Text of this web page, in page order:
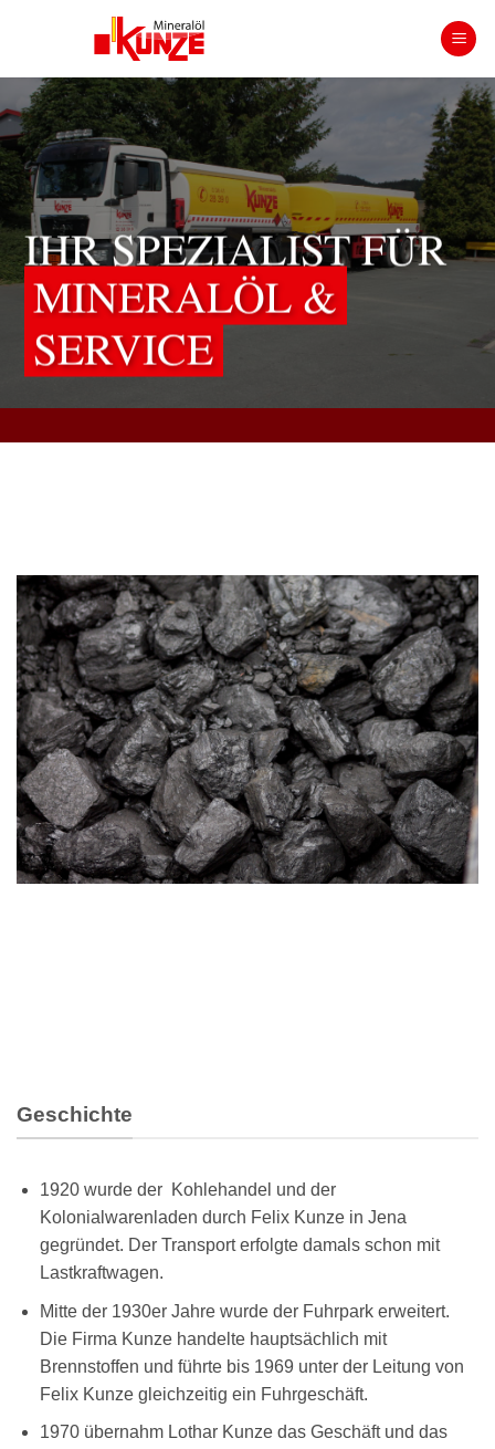
IHR SPEZIALIST FÜR
MINERALÖL &
SERVICE
Geschichte
1920 wurde der Kohlehandel und der
Kolonialwarenladen durch Felix Kunze in Jena
gegründet. Der Transport erfolgte damals schon mit
Lastkraftwagen.
Mitte der 1930er Jahre wurde der Fuhrpark erweitert.
Die Firma Kunze handelte hauptsächlich mit
Brennstoffen und führte bis 1969 unter der Leitung von
Felix Kunze gleichzeitig ein Fuhrgeschäft.
1970 übernahm Lothar Kunze das Geschäft und das